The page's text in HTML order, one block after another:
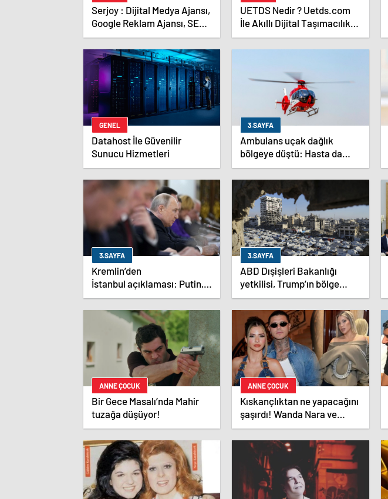
Serjoy : Dijital Medya Ajansı,
Google Reklam Ajansı, SEO
Ajansı ve Web Tasarım
Ajansı
UETDS Nedir ? Uetds.com
İle Akıllı Dijital Taşımacılık
Yazılımı
GENEL
Datahost İle Güvenilir
Sunucu Hizmetleri
3.SAYFA
Ambulans uçak dağlık
bölgeye düştü: Hasta da
doktor da öldü
3.SAYFA
Kremlin’den
İstanbul açıklaması: Putin,
zirveye katılacak mı?
3.SAYFA
ABD Dışişleri Bakanlığı
yetkilisi, Trump’ın bölge
ziyaretinde Gazze’de
ateşkesin gündemde
olacağını söyledi
ANNE ÇOCUK
Bir Gece Masalı’nda Mahir
tuzağa düşüyor!
ANNE ÇOCUK
Kıskançlıktan ne yapacağını
şaşırdı! Wanda Nara ve
China Suarez arasında not
krizi patlak verdi!